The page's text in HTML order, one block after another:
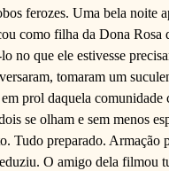
ferozes. Uma bela noite
como filha da Dona Rosa
no que ele estivesse
tomaram um
prol daquela comunidade
se olham e sem menos
Tudo preparado. Armação
O amigo dela filmou